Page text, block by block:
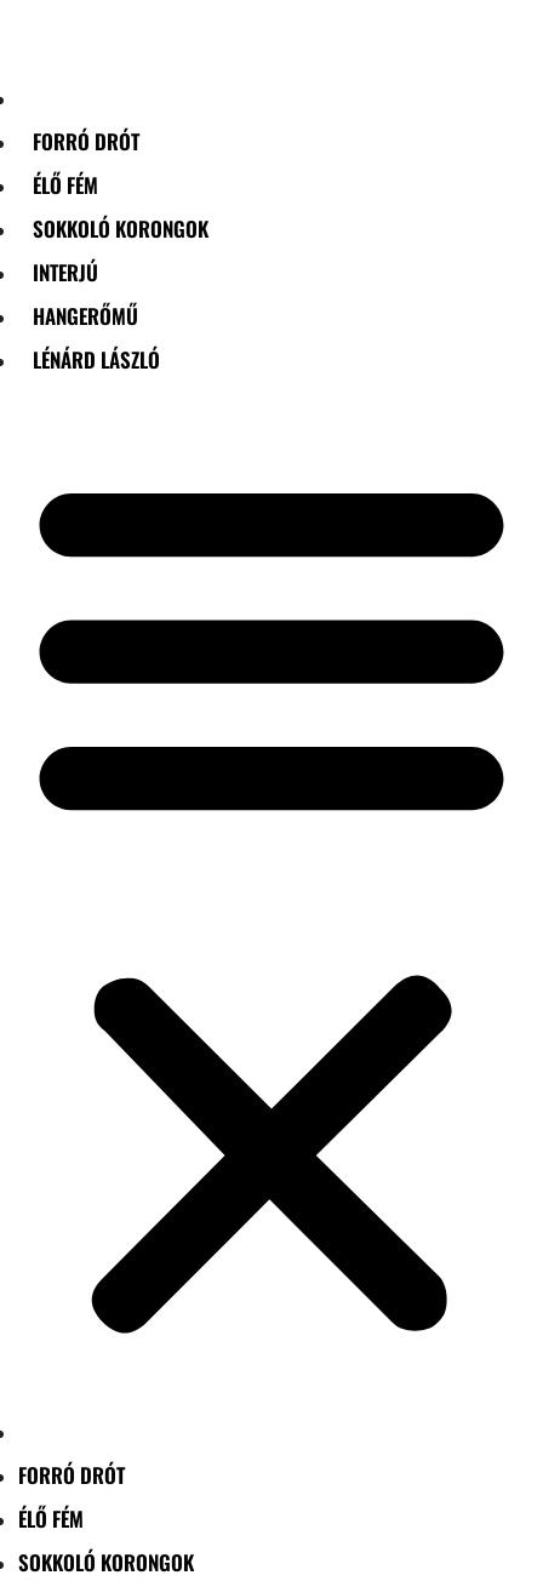
FORRÓ DRÓT
ÉLŐ FÉM
SOKKOLÓ KORONGOK
INTERJÚ
HANGERŐMŰ
LÉNÁRD LÁSZLÓ
FORRÓ DRÓT
ÉLŐ FÉM
SOKKOLÓ KORONGOK